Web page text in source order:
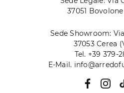
37051
Sede Showroom:
37053 Cerea
Tel. +39 379-
E-Mail.